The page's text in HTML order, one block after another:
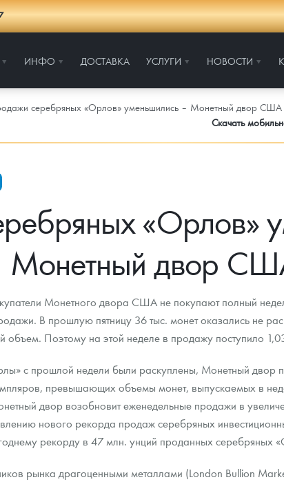
ИНФО ДОСТАВКА УСЛУГИ НОВОСТИ
платины на 2026 год
серебряных «Орлов» уменьшились – Монетный двор США
Скачать
«Орлов»
Монетный двор
Монетного двора США не покупают полный
В прошлую пятницу 36 тыс. монет оказались не
объем. Поэтому на этой неделе в продажу поступило
с прошлой недели были раскуплены, Монетный
превышающих объемы монет, выпускаемых в
двор возобновит еженедельные продажи в
нового рекорда продаж серебряных
рекорду в 47 млн. унций проданных серебряных
рынка драгоценными металлами (London Bullion